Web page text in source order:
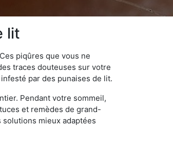
lit
piqûres que vous ne
traces douteuses sur votre
par des punaises de lit.
Pendant votre sommeil,
et remèdes de grand-
mieux adaptées